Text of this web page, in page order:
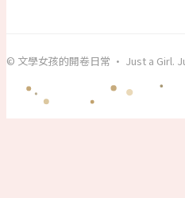
© 文學女孩的開卷日常 · Just a Girl.